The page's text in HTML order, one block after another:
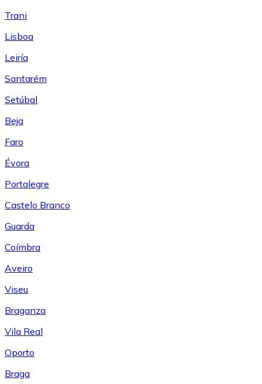
Trani
Lisboa
Leiría
Santarém
Setúbal
Beja
Faro
Évora
Portalegre
Castelo Branco
Guarda
Coímbra
Aveiro
Viseu
Braganza
Vila Real
Oporto
Braga